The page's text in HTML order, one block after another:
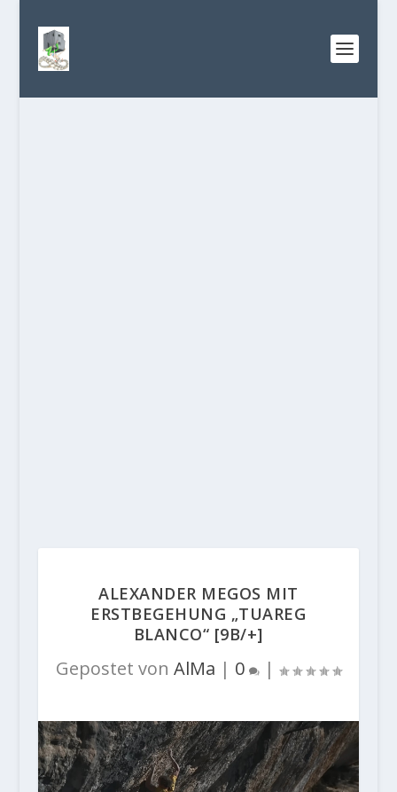
ALEXANDER MEGOS MIT
ERSTBEGEHUNG „TUAREG
BLANCO“ [9B/+]
Gepostet von AlMa | 0 |